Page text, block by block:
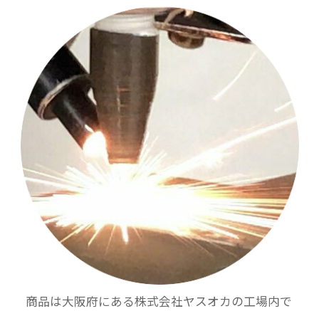
商品は大阪府にある株式会社ヤスオカの工場内で